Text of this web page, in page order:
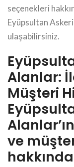
seçenekleri
Eyüpsultan
ulaşabilirsiniz.
Alanlar:
Müşteri
ve